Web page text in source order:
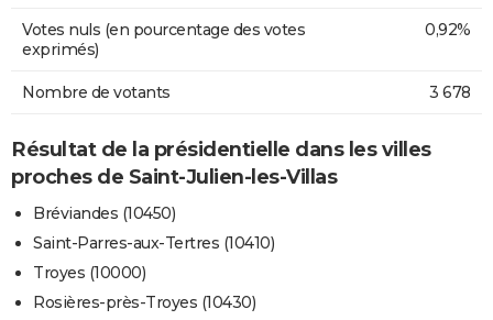
Votes nuls (en pourcentage des votes
exprimés)
0,92%
Nombre de votants 3 678
Résultat de la présidentielle dans les villes
proches de Saint-Julien-les-Villas
Bréviandes (10450)
Saint-Parres-aux-Tertres (10410)
Troyes (10000)
Rosières-près-Troyes (10430)